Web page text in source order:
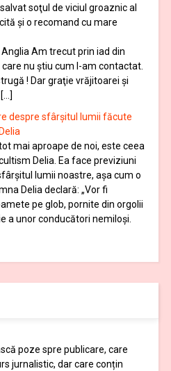
soţul de viciul groaznic al
și o recomand cu mare
!
Am trecut prin iad din
nu știu cum l-am contactat.
! Dar graţie vrăjitoarei și
despre sfârșitul lumii făcute
mai aproape de noi, este ceea
Delia. Ea face previziuni
lumii noastre, așa cum o
Delia declară: „Vor fi
pe glob, pornite din orgolii
a unor conducători nemiloși.
poze spre publicare, care
jurnalistic, dar care conțin